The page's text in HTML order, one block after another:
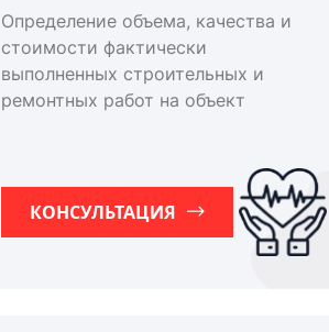
Определение объема, качества и
стоимости фактически
выполненных строительных и
ремонтных работ на объект
КОНСУЛЬТАЦИЯ